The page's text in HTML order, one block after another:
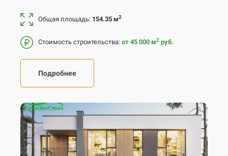
Общая площадь: 154.35 м2
Стоимость строительства: от 45 000 м2 руб.
Подробнее